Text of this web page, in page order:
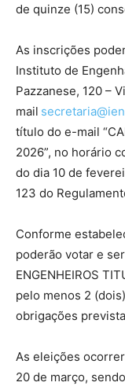
de quinze (15)
As inscrições
Instituto de
Pazzanese, 120 –
mail
título do e-mail
2026”, no horário
do dia 10 de
123 do
Conforme
poderão votar e
ENGENHEIROS
pelo menos 2
obrigações
As eleições
20 de março,